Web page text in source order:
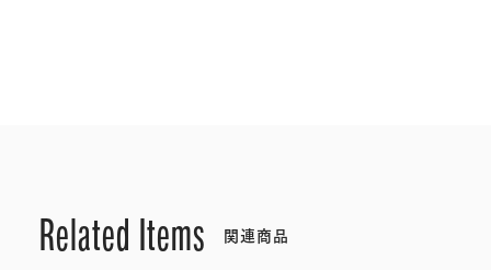
Related Items 関連商品